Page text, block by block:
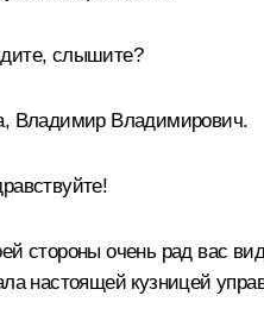
слышите?
Владимир Владимирович.
стороны очень рад вас
настоящей кузницей